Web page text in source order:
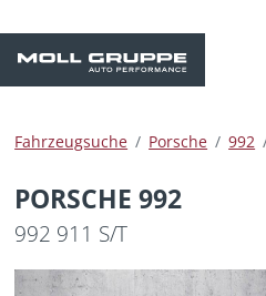
Fahrzeugsuche Porsche 992
PORSCHE 992
992 911 S/T